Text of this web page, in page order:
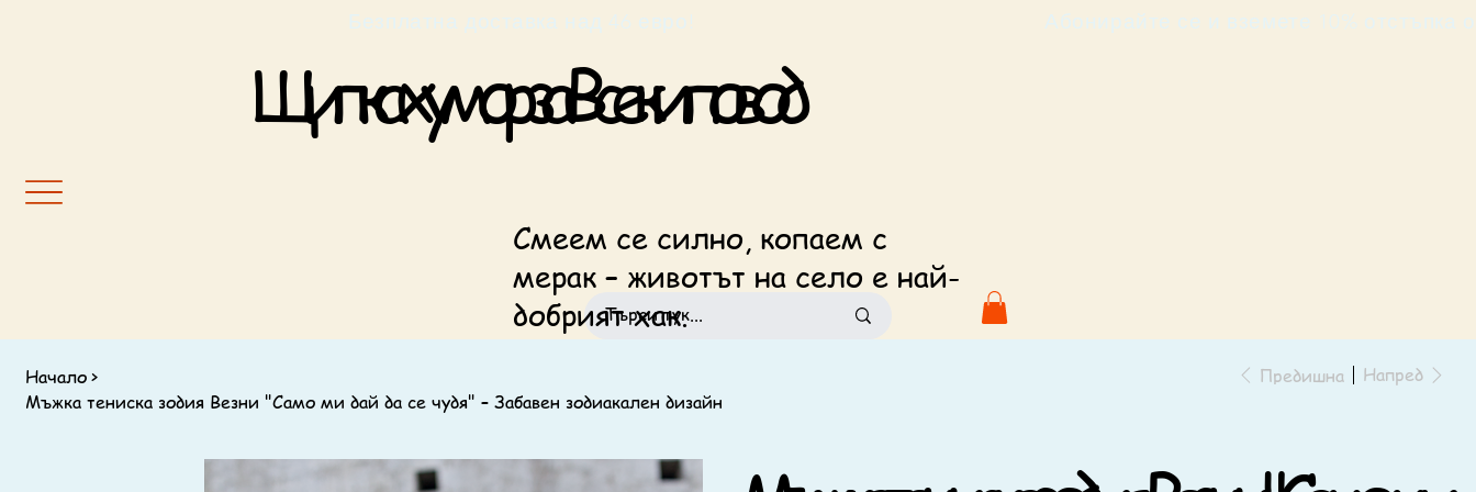
Щипка хумор за Всеки повод
Смеем се силно, копаем с
мерак – животът на село е най-
добрият хак.
Начало>
Мъжка тениска зодия Везни "Само ми дай да се чудя" – Забавен зодиакален дизайн
Предишна Напред